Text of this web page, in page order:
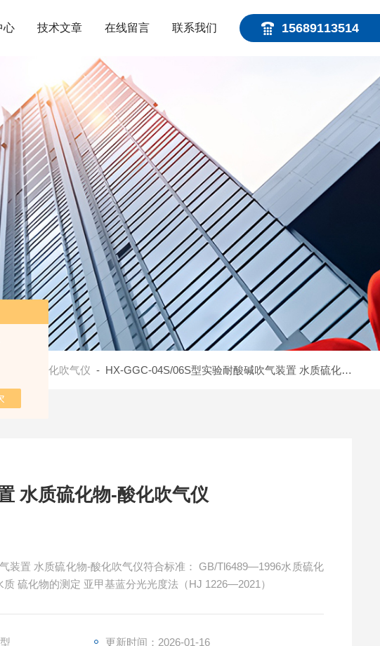
15689113514
心 技术文章 在线留言 联系我们
硫化物酸化吹气仪 - HX-GGC-04S/06S型实验耐酸碱吹气装置 水质硫化物-酸化吹气仪
水质硫化物-酸化吹气仪
装置 水质硫化物-酸化吹气仪符合标准： GB/Tl6489—1996水质硫化
硫化物的测定 亚甲基蓝分光光度法（HJ 1226—2021）
更新时间：2026-01-16